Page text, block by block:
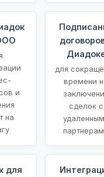
и
на
для
времени
сделок с
для